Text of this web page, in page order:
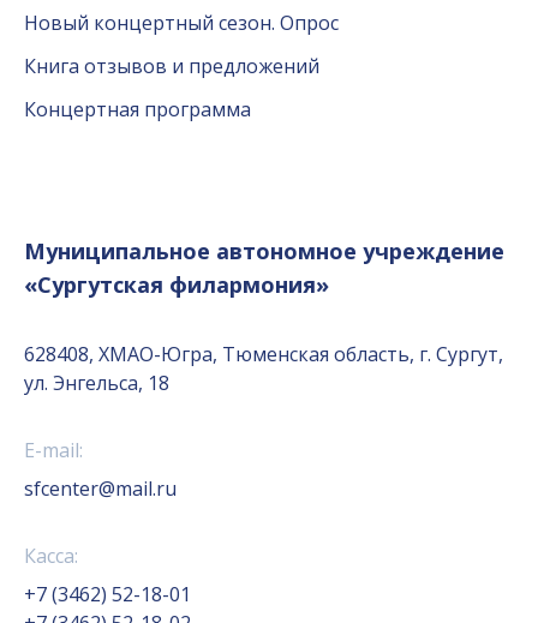
Новый концертный сезон. Опрос
Книга отзывов и предложений
Концертная программа
Муниципальное автономное учреждение
«Сургутская филармония»
628408, ХМАО-Югра, Тюменская область, г. Сургут,
ул. Энгельса, 18
E-mail:
sfcenter@mail.ru
Касса:
+7 (3462) 52-18-01